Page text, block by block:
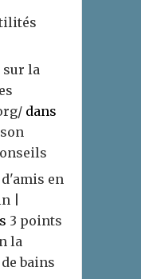
sur la
dans
en
|
3 points
la
bains